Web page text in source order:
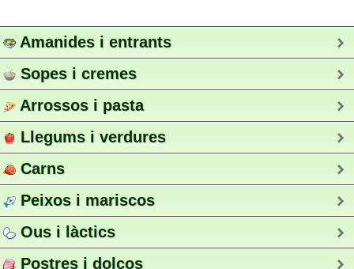
Amanides i entrants
Sopes i cremes
Arrossos i pasta
Llegums i verdures
Carns
Peixos i mariscos
Ous i làctics
Postres i dolços